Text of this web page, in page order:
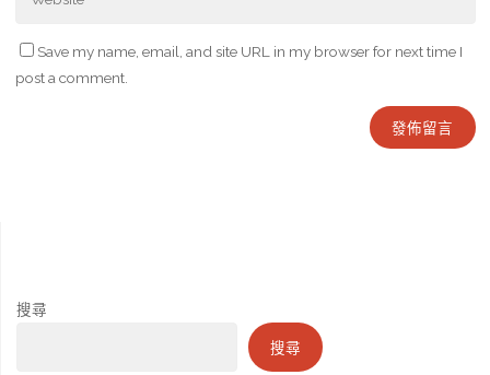
Save my name, email, and site URL in my browser for next time I
post a comment.
搜尋
搜尋